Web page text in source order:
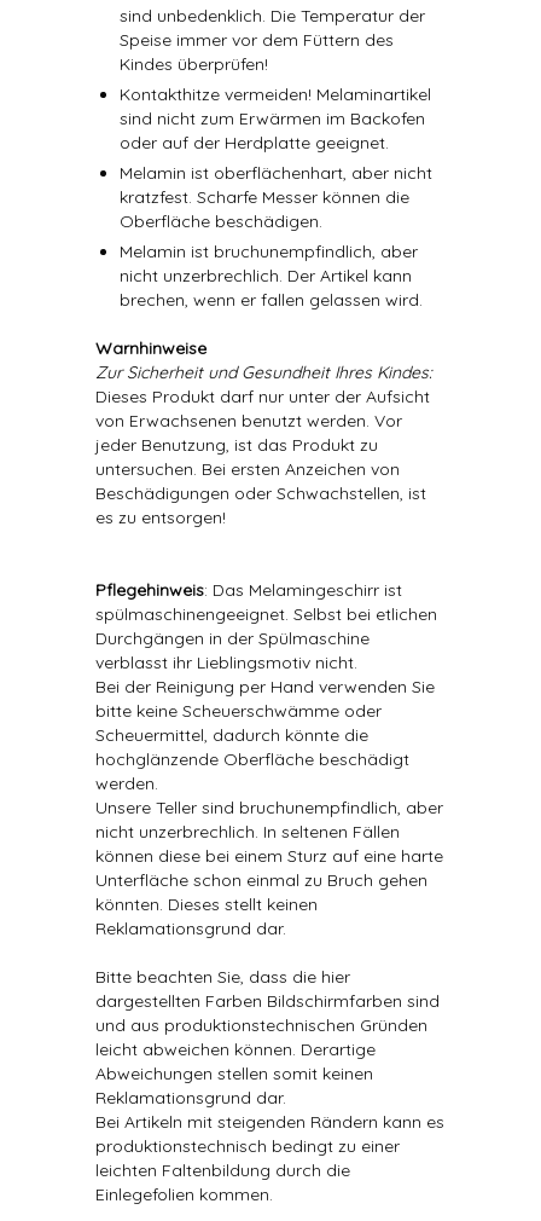
sind unbedenklich. Die Temperatur der
Speise immer vor dem Füttern des
Kindes überprüfen!
Kontakthitze vermeiden! Melaminartikel
sind nicht zum Erwärmen im Backofen
oder auf der Herdplatte geeignet.
Melamin ist oberflächenhart, aber nicht
kratzfest. Scharfe Messer können die
Oberfläche beschädigen.
Melamin ist bruchunempfindlich, aber
nicht unzerbrechlich. Der Artikel kann
brechen, wenn er fallen gelassen wird.
Warnhinweise
Zur Sicherheit und Gesundheit Ihres Kindes:
Dieses Produkt darf nur unter der Aufsicht
von Erwachsenen benutzt werden. Vor
jeder Benutzung, ist das Produkt zu
untersuchen. Bei ersten Anzeichen von
Beschädigungen oder Schwachstellen, ist
es zu entsorgen!
Pflegehinweis: Das Melamingeschirr ist
spülmaschinengeeignet. Selbst bei etlichen
Durchgängen in der Spülmaschine
verblasst ihr Lieblingsmotiv nicht.
Bei der Reinigung per Hand verwenden Sie
bitte keine Scheuerschwämme oder
Scheuermittel, dadurch könnte die
hochglänzende Oberfläche beschädigt
werden.
Unsere Teller sind bruchunempfindlich, aber
nicht unzerbrechlich. In seltenen Fällen
können diese bei einem Sturz auf eine harte
Unterfläche schon einmal zu Bruch gehen
könnten. Dieses stellt keinen
Reklamationsgrund dar.
Bitte beachten Sie, dass die hier
dargestellten Farben Bildschirmfarben sind
und aus produktionstechnischen Gründen
leicht abweichen können. Derartige
Abweichungen stellen somit keinen
Reklamationsgrund dar.
Bei Artikeln mit steigenden Rändern kann es
produktionstechnisch bedingt zu einer
leichten Faltenbildung durch die
Einlegefolien kommen.